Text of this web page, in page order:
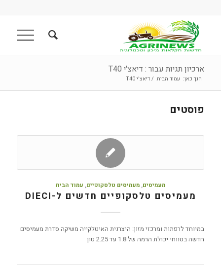
ארכיון תגיות עבור : דיאצ'י T40
הנך כאן: עמוד הבית / דיאצ'י T40
פוסטים
מעמיסים, מעמיסים טלסקופיים, עמוד הבית
מעמיסים טלסקופיים חדשים ל-DIECI
במיוחד לרפתות ומרכזי מזון: היצרנית האיטלקייה משיקה סדרת מעמיסים
חדשה בטווחי יכולת הרמה של 1.8 עד 2.25 טון